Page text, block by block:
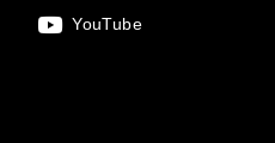
YouTube